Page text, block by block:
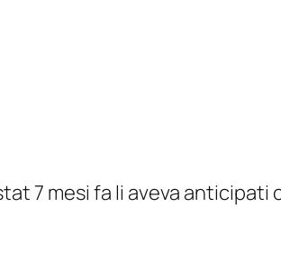
7 mesi fa li aveva anticipati